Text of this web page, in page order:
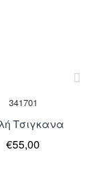
Μη Διαθέσιμο
341701
Τσιγκανα
€55,00